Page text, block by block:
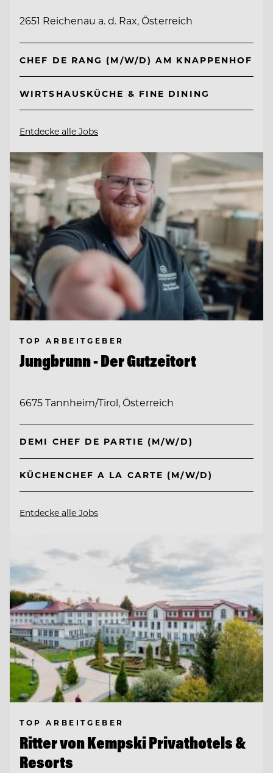
2651 Reichenau a. d. Rax, Österreich
CHEF DE RANG (M/W/D) AM KNAPPENHOF
WIRTSHAUSKÜCHE & FINE DINING
Entdecke alle Jobs
TOP ARBEITGEBER
Jungbrunn - Der Gutzeitort
6675 Tannheim/Tirol, Österreich
DEMI CHEF DE PARTIE (M/W/D)
KÜCHENCHEF A LA CARTE (M/W/D)
Entdecke alle Jobs
TOP ARBEITGEBER
Ritter von Kempski Privathotels &
Resorts